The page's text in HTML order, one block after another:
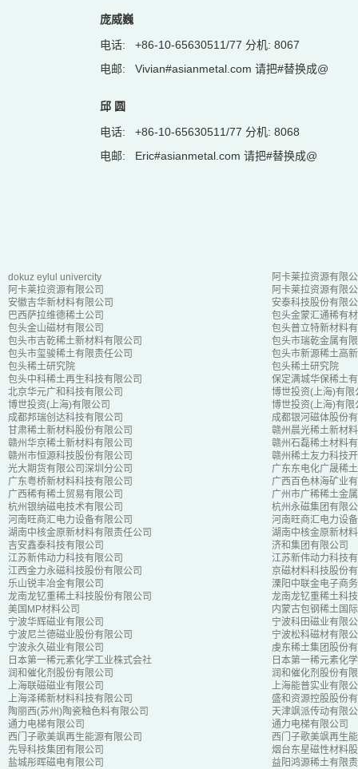
庞威巍
电话:
+86-10-65630511/77 分机: 8067
电邮:
Vivian#asianmetal.com 请把#替换成@
邱 圆
电话:
+86-10-65630511/77 分机: 8068
电邮:
Eric#asianmetal.com 请把#替换成@
dokuz eylul univercity
阿卡莱拉资源有限
阿卡莱拉资源有限公司
阿卡莱拉资源有限
安徽吉华新材料有限公司
安泰科技股份有限
巴西萨拉维德稀土公司
包头金蒙汇通稀有
包头金山磁材有限公司
包头普立特新材料
包头市吉乾稀土新材料有限公司
包头市瑞乾金属有
包头市玺骏稀土有限责任公司
包头市新源稀土高
包头稀土研究院
包头稀土研究院
包头中科稀土再生科技有限公司
保定满城华保稀土
北京华元广和科技有限公司
博世投资(上海)有限
博世投资(上海)有限公司
博世投资(上海)有限
成都邦瑞创达科技有限公司
成都银河磁体股份
甘肃稀土新材料股份有限公司
赣州晨光稀土新材
赣州华京稀土新材料有限公司
赣州石磊稀土材料
赣州市恒源科技股份有限公司
赣州稀土友力科技
光大期货有限公司深圳分公司
广东东电化广晟稀
广东粤桥新材料科技有限公司
广西百色林海矿业
广西稀有稀土贸易有限公司
广州市广稀稀土金
杭州银纳磁电技术有限公司
杭州永磁集团有限
河南旺商汇电力设备有限公司
河南旺商汇电力设
湖南中核金原新材料有限责任公司
湖南中核金原新材
吉安鑫泰科技有限公司
济和集团有限公司
江苏新伟动力科技有限公司
江苏新伟动力科技
江西金力永磁科技股份有限公司
京磁材料科技股份
乐山锐丰冶金有限公司
溧阳中联金电子商
龙南龙钇重稀土科技股份有限公司
龙南龙钇重稀土科
美国MP材料公司
内蒙古包钢稀土国
宁波华辉磁业有限公司
宁波科田磁业有限
宁波尼兰德磁业股份有限公司
宁波松科磁材有限
宁波永久磁业有限公司
虔东稀土集团股份
日本第一稀元素化学工业株式会社
日本第一稀元素化
润和催化剂股份有限公司
润和催化剂股份有
上海联磁磁业有限公司
上海能普实业有限
上海泽稀新材料科技有限公司
盛和资源控股股份
陶丽西(苏州)陶瓷釉色料有限公司
天津飒派传动有限
通力电梯有限公司
通力电梯有限公司
西门子歌美飒再生能源有限公司
西门子歌美飒再生
先导科技集团有限公司
烟台东星磁性材料
盐城彤晖磁电有限公司
益阳鸿源稀土有限